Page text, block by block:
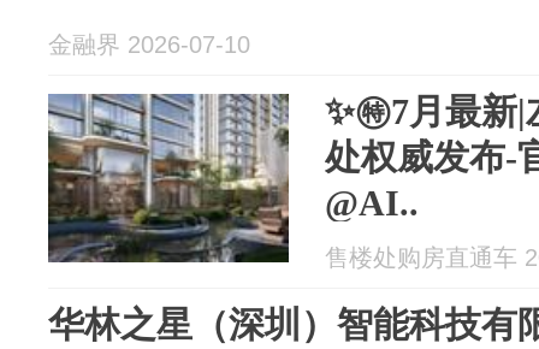
金融界 2026-07-10
✨㊕7月最新
处权威发布-
@AI..
售楼处购房直通车
华林之星（深圳）智能科技有